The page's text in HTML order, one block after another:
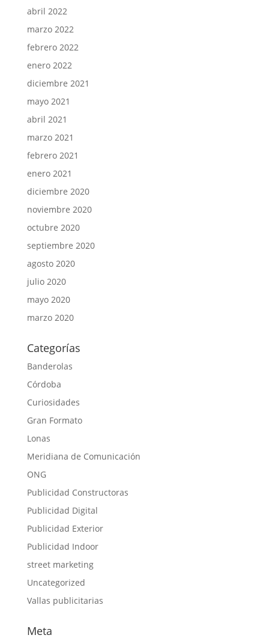
abril 2022
marzo 2022
febrero 2022
enero 2022
diciembre 2021
mayo 2021
abril 2021
marzo 2021
febrero 2021
enero 2021
diciembre 2020
noviembre 2020
octubre 2020
septiembre 2020
agosto 2020
julio 2020
mayo 2020
marzo 2020
Categorías
Banderolas
Córdoba
Curiosidades
Gran Formato
Lonas
Meridiana de Comunicación
ONG
Publicidad Constructoras
Publicidad Digital
Publicidad Exterior
Publicidad Indoor
street marketing
Uncategorized
Vallas publicitarias
Meta